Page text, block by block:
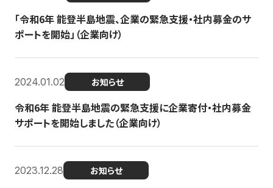
「令和6年 能登半島地震、企業の緊急支援・社内募金のサ
ポートを開始」（企業向け）
2024.01.02 お知らせ
令和6年 能登半島地震の緊急支援に企業寄付・社内募金
サポートを開始しました（企業向け）
2023.12.28 お知らせ